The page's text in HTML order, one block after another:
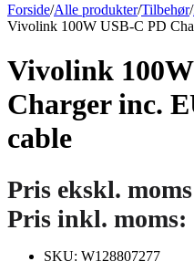
Forside/Alle produkter/Tilbehør/
Vivolink 100W USB-C PD
Vivolink
Charger inc.
cable
Pris ekskl.
Pris inkl. moms:
SKU: W128807277